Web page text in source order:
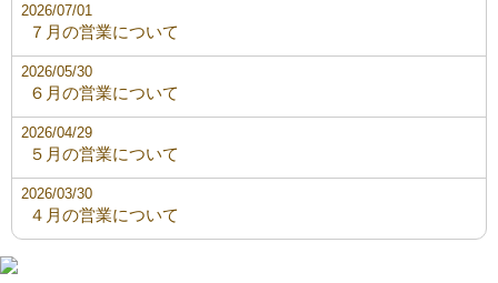
７月の営業について
2026/07/01
６月の営業について
2026/05/30
５月の営業について
2026/04/29
４月の営業について
2026/03/30